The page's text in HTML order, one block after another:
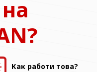
Как работи това?